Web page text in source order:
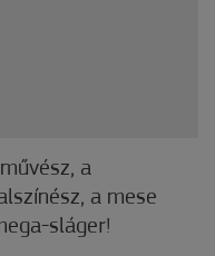
a
a mese
sláger!